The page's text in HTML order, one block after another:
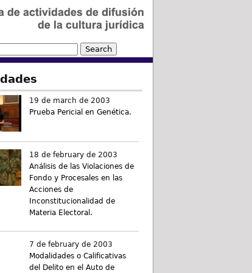
19 de march de 2003
Prueba Pericial en Genética.
18 de february de 2003
Análisis de las Violaciones de
Fondo y Procesales en las
Acciones de
Inconstitucionalidad de
Materia Electoral.
7 de february de 2003
Modalidades o Calificativas
del Delito en el Auto de